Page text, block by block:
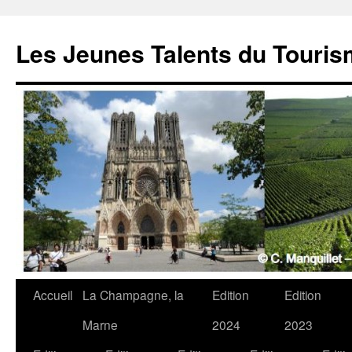
Les Jeunes Talents du
Accueil
La Champagne, la
Marne
Edition
2024
Edition
2023